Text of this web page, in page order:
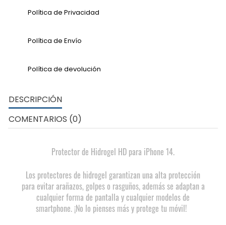
Política de Privacidad
Política de Envío
Política de devolución
DESCRIPCIÓN
COMENTARIOS (0)
Protector de Hidrogel HD para iPhone 14.
Los protectores de hidrogel garantizan una alta protección
para evitar arañazos, golpes o rasguños, además se adaptan a
cualquier forma de pantalla y cualquier modelos de
smartphone. ¡No lo pienses más y protege tu móvil!